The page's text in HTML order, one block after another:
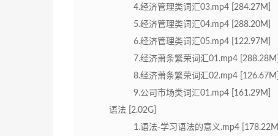
4.经济管理类词汇03.mp4 [284.27M]
5.经济管理类词汇04.mp4 [288.20M]
6.经济管理类词汇05.mp4 [122.97M]
7.经济萧条繁荣词汇01.mp4 [288.28M]
8.经济萧条繁荣词汇02.mp4 [126.67M]
9.公司市场类词汇01.mp4 [161.29M]
语法 [2.02G]
1.语法-学习语法的意义.mp4 [178.22M]